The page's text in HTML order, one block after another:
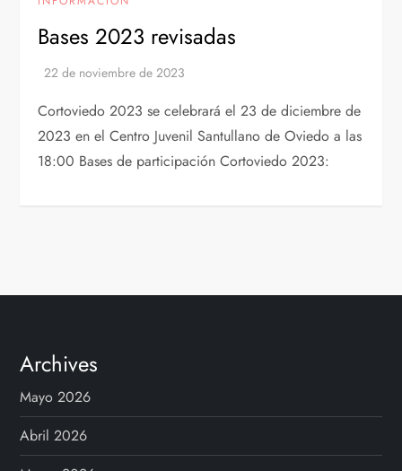
Bases 2023 revisadas
Cortoviedo 2023 se celebrará el 23 de diciembre de
2023 en el Centro Juvenil Santullano de Oviedo a las
18:00 Bases de participación Cortoviedo 2023:
Archives
Mayo 2026
Abril 2026